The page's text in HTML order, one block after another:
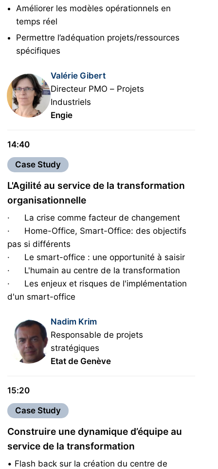
Améliorer les modèles opérationnels en
temps réel
Permettre l’adéquation projets/ressources
spécifiques
Valérie Gibert
Directeur PMO – Projets
Industriels
Engie
14:40
Case Study
L'Agilité au service de la transformation
organisationnelle
· La crise comme facteur de changement
· Home-Office, Smart-Office: des objectifs
pas si différents
· Le smart-office : une opportunité à saisir
· L'humain au centre de la transformation
· Les enjeux et risques de l'implémentation
d'un smart-office
Nadim Krim
Responsable de projets
stratégiques
Etat de Genève
15:20
Case Study
Construire une dynamique d’équipe au
service de la transformation
• Flash back sur la création du centre de